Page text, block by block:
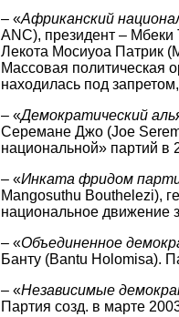
– «Африканский
ANC), президент –
Лекота Мосиуоа Патрик
Массовая политическая
находилась под
– «Демократический
Серемане Джо (Joe
национальной» партий в
– «Инката фридом
Mangosuthu Bouthelezi),
национальное движение
– «Объединенное
Банту (Bantu Holomisa).
– «Независимые
Партия созд. в марте